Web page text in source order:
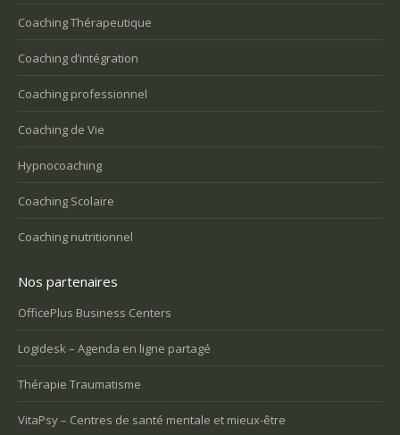
Coaching Thérapeutique
Coaching d’intégration
Coaching professionnel
Coaching de Vie
Hypnocoaching
Coaching Scolaire
Coaching nutritionnel
Nos partenaires
OfficePlus Business Centers
Logidesk – Agenda en ligne partagé
Thérapie Traumatisme
VitaPsy – Centres de santé mentale et mieux-être